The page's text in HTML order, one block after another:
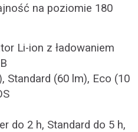
na poziomie 180
Li-ion z ładowaniem
Standard (60 lm), Eco (10
do 2 h, Standard do 5 h,